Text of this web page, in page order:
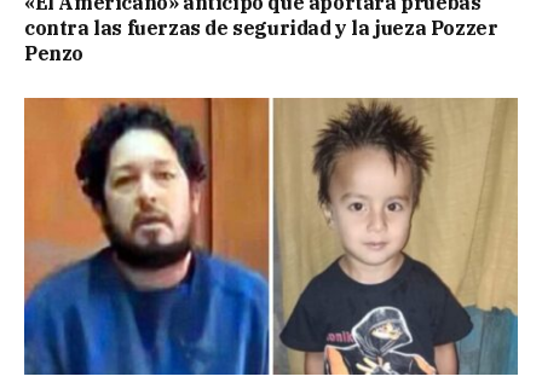
contra las fuerzas de seguridad y la jueza Pozzer
Penzo